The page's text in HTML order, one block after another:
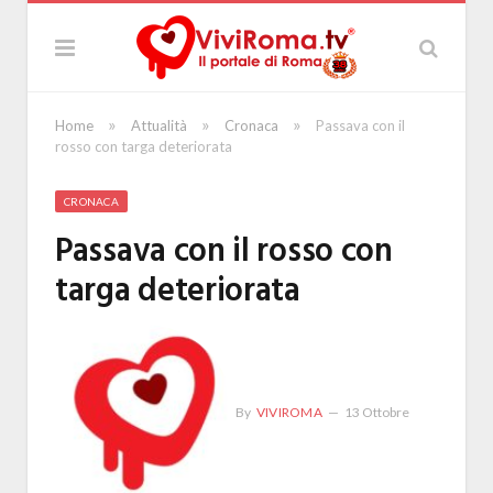
Home » Attualità » Cronaca »
Passava con il
rosso con targa deteriorata
CRONACA
Passava con il rosso con
targa deteriorata
By VIVIROMA 13 Ottobre